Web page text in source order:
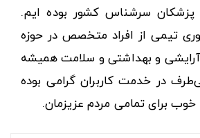
سرشناس کشور بوده ایم.
تیمی از افراد متخصص در حوزه
و بهداشتی و سلامت همیشه
در خدمت کاربران گرامی بوده
برای تمامی مردم عزیزمان.